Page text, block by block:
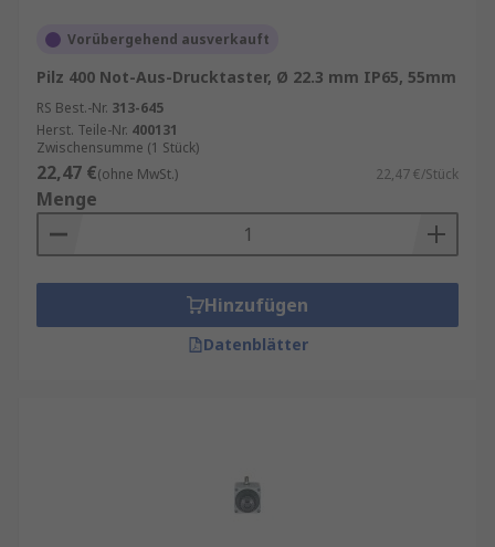
Vorübergehend ausverkauft
Pilz 400 Not-Aus-Drucktaster, Ø 22.3 mm IP65, 55mm
RS Best.-Nr. 313-645
Herst. Teile-Nr. 400131
Zwischensumme (1 Stück)
22,47 €(ohne MwSt.) 22,47 €/Stück
Menge
Hinzufügen
Datenblätter